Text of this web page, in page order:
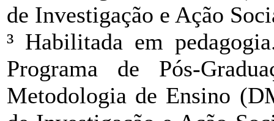
de Investigação e Ação
³ Habilitada em
Programa de Pós-
Metodologia de Ensino